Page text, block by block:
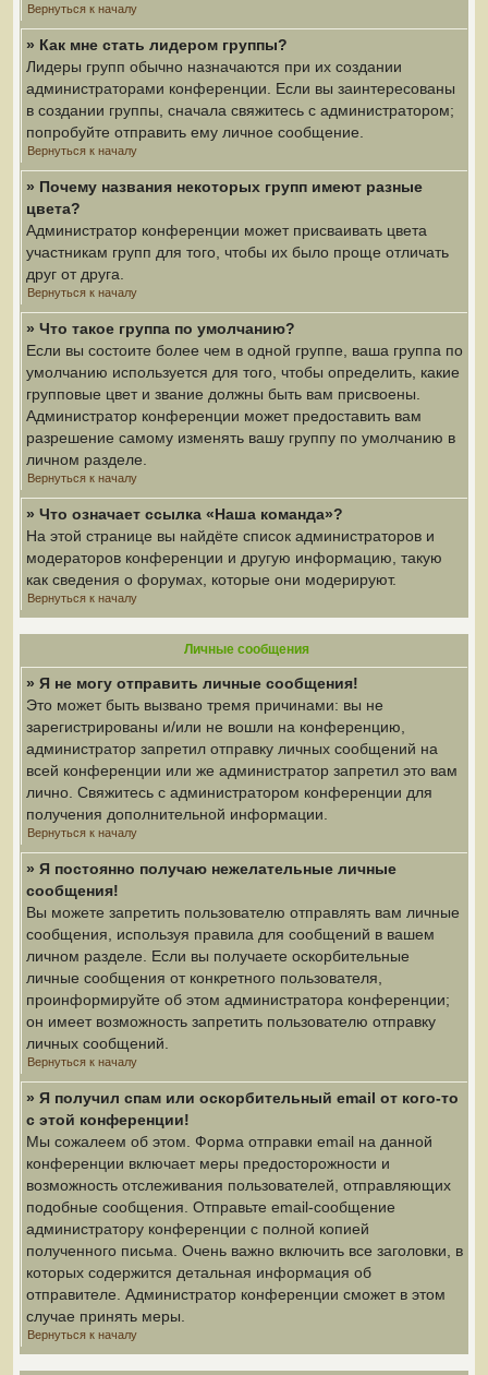
Вернуться к началу
» Как мне стать лидером группы?
Лидеры групп обычно назначаются при их создании
администраторами конференции. Если вы заинтересованы
в создании группы, сначала свяжитесь с администратором;
попробуйте отправить ему личное сообщение.
Вернуться к началу
» Почему названия некоторых групп имеют разные
цвета?
Администратор конференции может присваивать цвета
участникам групп для того, чтобы их было проще отличать
друг от друга.
Вернуться к началу
» Что такое группа по умолчанию?
Если вы состоите более чем в одной группе, ваша группа по
умолчанию используется для того, чтобы определить, какие
групповые цвет и звание должны быть вам присвоены.
Администратор конференции может предоставить вам
разрешение самому изменять вашу группу по умолчанию в
личном разделе.
Вернуться к началу
» Что означает ссылка «Наша команда»?
На этой странице вы найдёте список администраторов и
модераторов конференции и другую информацию, такую
как сведения о форумах, которые они модерируют.
Вернуться к началу
Личные сообщения
» Я не могу отправить личные сообщения!
Это может быть вызвано тремя причинами: вы не
зарегистрированы и/или не вошли на конференцию,
администратор запретил отправку личных сообщений на
всей конференции или же администратор запретил это вам
лично. Свяжитесь с администратором конференции для
получения дополнительной информации.
Вернуться к началу
» Я постоянно получаю нежелательные личные
сообщения!
Вы можете запретить пользователю отправлять вам личные
сообщения, используя правила для сообщений в вашем
личном разделе. Если вы получаете оскорбительные
личные сообщения от конкретного пользователя,
проинформируйте об этом администратора конференции;
он имеет возможность запретить пользователю отправку
личных сообщений.
Вернуться к началу
» Я получил спам или оскорбительный email от кого-то
с этой конференции!
Мы сожалеем об этом. Форма отправки email на данной
конференции включает меры предосторожности и
возможность отслеживания пользователей, отправляющих
подобные сообщения. Отправьте email-сообщение
администратору конференции с полной копией
полученного письма. Очень важно включить все заголовки, в
которых содержится детальная информация об
отправителе. Администратор конференции сможет в этом
случае принять меры.
Вернуться к началу